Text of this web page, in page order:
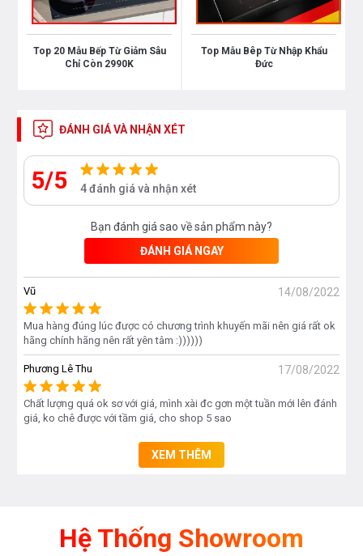
Bếp phải: 2000W - Booster 2600W
Kích thước khoét đá: 685 x 385 mm
Kích thước lắp đặt sản phẩm
Top 20 Mẫu Bếp Từ Giảm Sâu
Chỉ Còn 2990K
Top Mẫu Bêp Từ Nhập Khẩu
Đức
ĐÁNH GIÁ VÀ NHẬN XÉT
5/5 4 đánh giá và nhận xét
Bạn đánh giá sao về sản phẩm này?
ĐÁNH GIÁ NGAY
Vũ 14/08/2022
Mua hàng đúng lúc được có chương trình khuyến mãi nên giá rất ok
hãng chính hãng nên rất yên tâm :))))))
Phương Lê Thu 17/08/2022
Chất lượng quá ok sơ với giá, mình xài đc gơn một tuần mới lên đánh
giá, ko chê được với tầm giá, cho shop 5 sao
XEM THÊM
Hệ Thống Showroom